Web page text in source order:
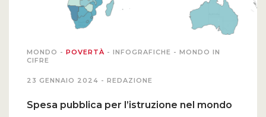
MONDO - POVERTÀ - INFOGRAFICHE - MONDO IN
CIFRE
23 GENNAIO 2024 - REDAZIONE
Spesa pubblica per l’istruzione nel mondo